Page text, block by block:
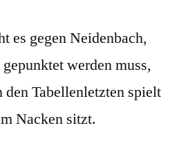
es gegen Neidenbach,
werden muss,
den Tabellenletzten spielt
Nacken sitzt.